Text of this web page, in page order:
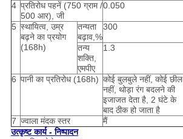
4 प्रतिरोध पहनें (750 ग्राम /
500 आर), जी
0.050
5 स्थायित्व, उम्र
बढ़ने का प्रयोग
(168h)
तन्यता
बढ़ाव,%
300
तन्य
शक्ति,
एमपीए
1.3
6 पानी का प्रतिरोध (168h) कोई बुलबुले नहीं, कोई छील
नहीं, थोड़ा रंग बदलने की
इजाजत देता है, 2 घंटे के
बाद ठीक हो जाता है
7 ज्वाला मंदक स्तर मैं
उत्कृष्ट कार्य - निष्पादन